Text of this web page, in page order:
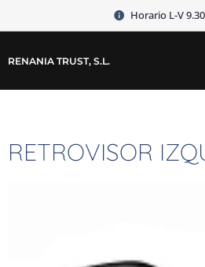
Horario L-V
RENANIA TRUST, S.L.
RETROVISOR